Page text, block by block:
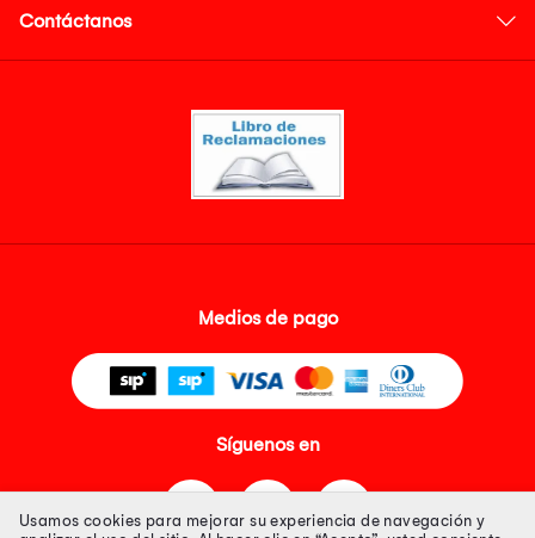
Contáctanos
Medios de pago
Síguenos en
Usamos cookies para mejorar su experiencia de navegación y